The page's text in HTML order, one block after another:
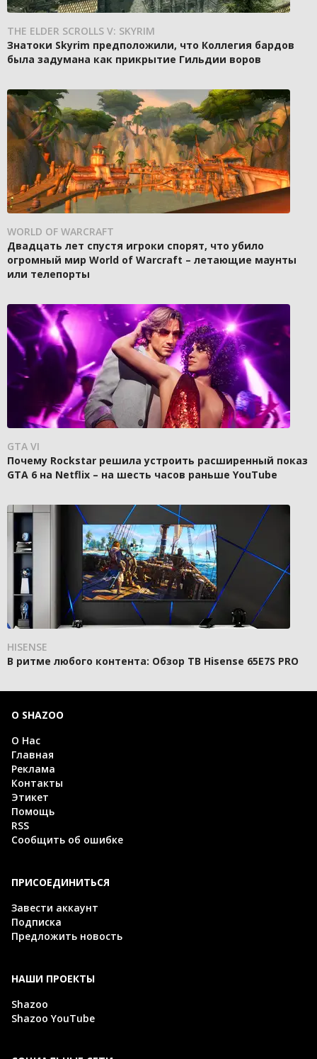
THE ELDER SCROLLS V: SKYRIM
Знатоки Skyrim предположили, что Коллегия бардов
была задумана как прикрытие Гильдии воров
WORLD OF WARCRAFT
Двадцать лет спустя игроки спорят, что убило
огромный мир World of Warcraft – летающие маунты
или телепорты
GTA VI
Почему Rockstar решила устроить расширенный показ
GTA 6 на Netflix – на шесть часов раньше YouTube
HISENSE
В ритме любого контента: Обзор ТВ Hisense 65E7S PRO
О SHAZOO
О Нас
Главная
Реклама
Контакты
Этикет
Помощь
RSS
Сообщить об ошибке
ПРИСОЕДИНИТЬСЯ
Завести аккаунт
Подписка
Предложить новость
НАШИ ПРОЕКТЫ
Shazoo
Shazoo YouTube